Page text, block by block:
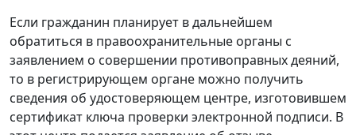
Если гражданин планирует в дальнейшем
обратиться в правоохранительные органы с
заявлением о совершении противоправных деяний,
то в регистрирующем органе можно получить
сведения об удостоверяющем центре, изготовившем
сертификат ключа проверки электронной подписи. В